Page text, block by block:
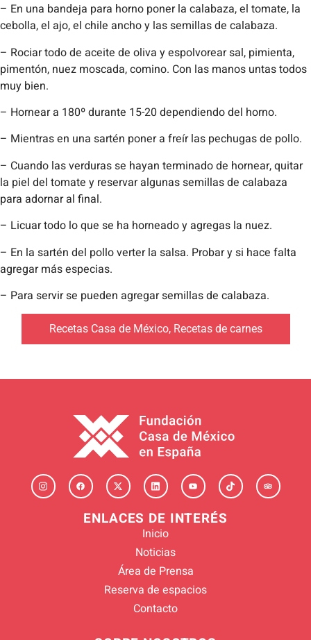
– En una bandeja para horno poner la calabaza, el tomate, la
cebolla, el ajo, el chile ancho y las semillas de calabaza.
– Rociar todo de aceite de oliva y espolvorear sal, pimienta,
pimentón, nuez moscada, comino. Con las manos untas todos
muy bien.
– Hornear a 180º durante 15-20 dependiendo del horno.
– Mientras en una sartén poner a freír las pechugas de pollo.
– Cuando las verduras se hayan terminado de hornear, quitar
la piel del tomate y reservar algunas semillas de calabaza
para adornar al final.
– Licuar todo lo que se ha horneado y agregas la nuez.
– En la sartén del pollo verter la salsa. Probar y si hace falta
agregar más especias.
– Para servir se pueden agregar semillas de calabaza.
Recetas Casa de México, Recetas de carnes
ENLACES DE INTERÉS
Inicio
Noticias
Área de Prensa
Reserva de espacios
Contacto